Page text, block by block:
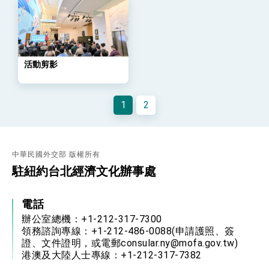
總統以「韌性之島，希望之光」為題發表2026新
年談話
總統主持「守護民主台灣國安行動方案」記者
會 強調以實力守護台海和平 以決心掌握國家
命運
總統發表執政周年談話 盼面對未來挑戰 堅持
賴總統就職演說影片
外交部重要言論
我國政府將在美國亞利桑納州設立「駐鳳凰城辦
活動剪影
1 2
中華民國外交部 版權所有
駐紐約台北經濟文化辦事處
電話
辦公室總機：+1-212-317-7300
領務諮詢專線：+1-212-486-0088(申請護照、簽
證、文件證明，或電郵consular.ny@mofa.gov.tw)
港澳及大陸人士專線：+1-212-317-7382